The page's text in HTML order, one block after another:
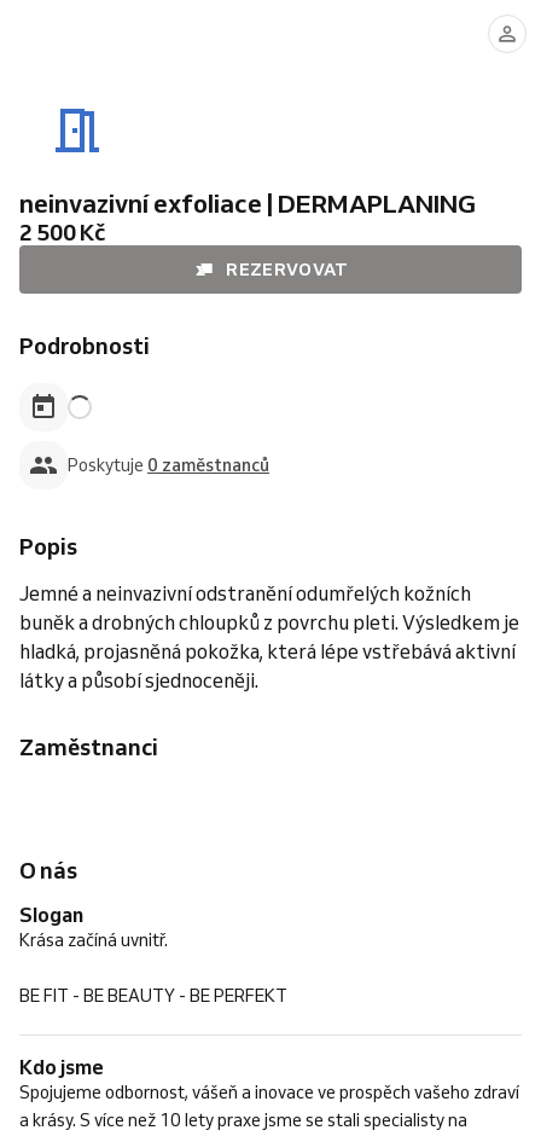
neinvazivní exfoliace | DERMAPLANING
2 500 Kč
REZERVOVAT
Podrobnosti
Poskytuje 0 zaměstnanců
Popis
Jemné a neinvazivní odstranění odumřelých kožních
buněk a drobných chloupků z povrchu pleti. Výsledkem je
hladká, projasněná pokožka, která lépe vstřebává aktivní
látky a působí sjednoceněji.
Zaměstnanci
O nás
Slogan
Krása začíná uvnitř.
BE FIT - BE BEAUTY - BE PERFEKT
Kdo jsme
Spojujeme odbornost, vášeň a inovace ve prospěch vašeho zdraví
a krásy. S více než 10 lety praxe jsme se stali specialisty na